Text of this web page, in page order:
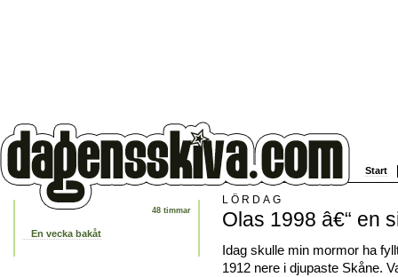
Start
48 timmar
En vecka bakåt
LÖRDAG
Olas 1998 â€“ en
Idag skulle min mormor ha
1912 nere i djupaste Skåne.